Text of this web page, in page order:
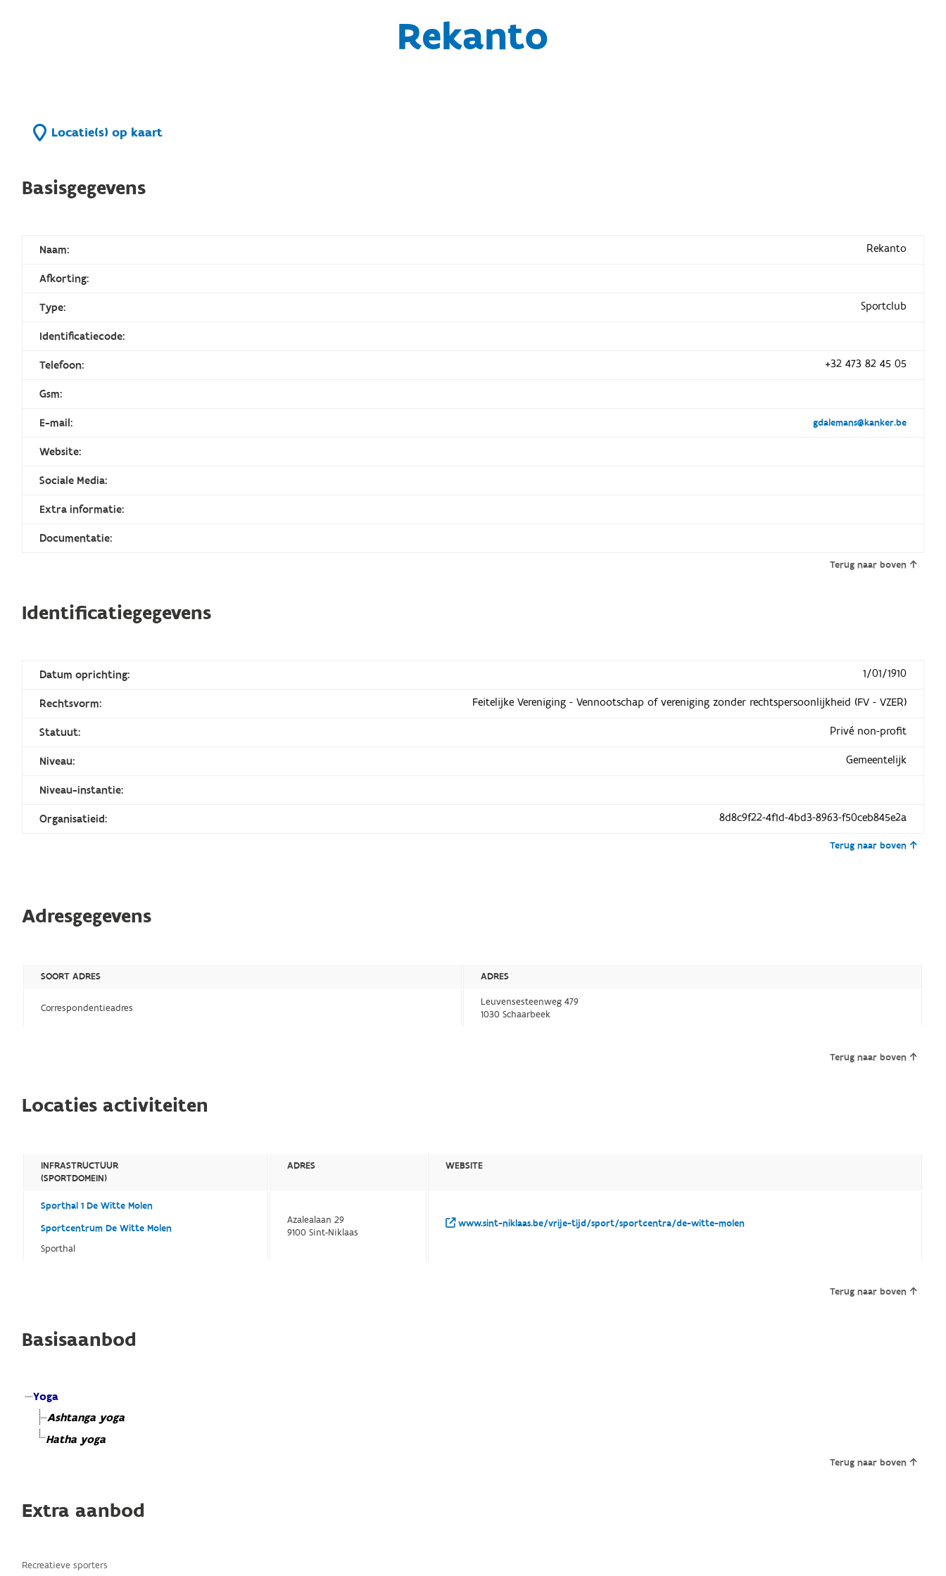
Rekanto
Locatie(s) op kaart
Basisgegevens
Naam: Rekanto
Afkorting:
Type: Sportclub
Identificatiecode:
Telefoon: +32 473 82 45 05
Gsm:
E-mail: gdalemans@kanker.be
Website:
Sociale Media:
Extra informatie:
Documentatie:
Terug naar boven
Identificatiegegevens
Datum oprichting: 1/01/1910
Rechtsvorm: Feitelijke Vereniging - Vennootschap of vereniging zonder rechtspersoonlijkheid (FV - VZER)
Statuut: Privé non-profit
Niveau: Gemeentelijk
Niveau-instantie:
Organisatieid: 8d8c9f22-4f1d-4bd3-8963-f50ceb845e2a
Terug naar boven
Adresgegevens
SOORT ADRES ADRES
Correspondentieadres
Leuvensesteenweg 479
1030 Schaarbeek
Terug naar boven
Locaties activiteiten
INFRASTRUCTUUR
(SPORTDOMEIN)
ADRES WEBSITE
Sporthal 1 De Witte Molen
Sportcentrum De Witte Molen
Sporthal
Azalealaan 29
9100 Sint-Niklaas
www.sint-niklaas.be/vrije-tijd/sport/sportcentra/de-witte-molen
Terug naar boven
Basisaanbod
Yoga
Ashtanga yoga
Hatha yoga
Terug naar boven
Extra aanbod
Recreatieve sporters